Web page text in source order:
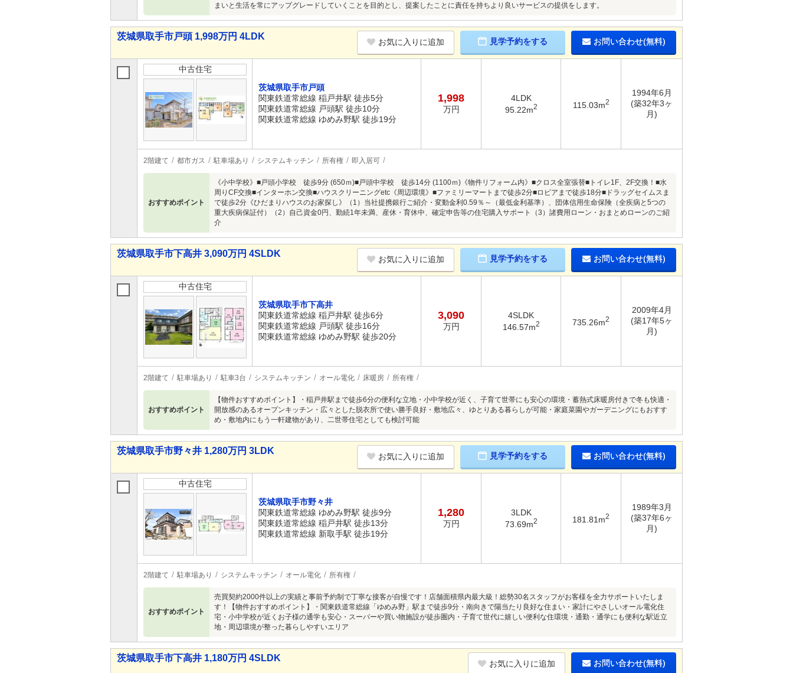
まいと生活を常にアップグレードしていくことを目的とし、提案したことに責任を持ちより良いサービスの提供をします。
茨城県取手市戸頭 1,998万円 4LDK
お気に入りに追加 見学予約をする お問い合わせ(無料)
中古住宅
茨城県取手市戸頭
関東鉄道常総線 稲戸井駅 徒歩5分
関東鉄道常総線 戸頭駅 徒歩10分
関東鉄道常総線 ゆめみ野駅 徒歩19分
1,998
万円
4LDK
95.22m2 115.03m2
1994年6月
(築32年3ヶ
月)
2階建て 都市ガス 駐車場あり システムキッチン 所有権 即入居可
おすすめポイント
《小中学校》■戸頭小学校 徒歩9分 (650ｍ)■戸頭中学校 徒歩14分 (1100ｍ)《物件リフォーム内》■クロス全室張替■トイレ1F、2F交換！■水
周りCF交換■インターホン交換■ハウスクリーニングetc《周辺環境》■ファミリーマートまで徒歩2分■ロピアまで徒歩18分■ドラッグセイムスま
で徒歩2分《ひだまりハウスのお家探し》（1）当社提携銀行ご紹介・変動金利0.59％～（最低金利基準）、団体信用生命保険（全疾病と5つの
重大疾病保証付）（2）自己資金0円、勤続1年未満、産休・育休中、確定申告等の住宅購入サポート（3）諸費用ローン・おまとめローンのご紹
介
茨城県取手市下高井 3,090万円 4SLDK
お気に入りに追加 見学予約をする お問い合わせ(無料)
中古住宅
茨城県取手市下高井
関東鉄道常総線 稲戸井駅 徒歩6分
関東鉄道常総線 戸頭駅 徒歩16分
関東鉄道常総線 ゆめみ野駅 徒歩20分
3,090
万円
4SLDK
146.57m2 735.26m2
2009年4月
(築17年5ヶ
月)
2階建て 駐車場あり 駐車3台 システムキッチン オール電化 床暖房 所有権
おすすめポイント
【物件おすすめポイント】・稲戸井駅まで徒歩6分の便利な立地・小中学校が近く、子育て世帯にも安心の環境・蓄熱式床暖房付きで冬も快適・
開放感のあるオープンキッチン・広々とした脱衣所で使い勝手良好・敷地広々、ゆとりある暮らしが可能・家庭菜園やガーデニングにもおすす
め・敷地内にもう一軒建物があり、二世帯住宅としても検討可能
茨城県取手市野々井 1,280万円 3LDK
お気に入りに追加 見学予約をする お問い合わせ(無料)
中古住宅
茨城県取手市野々井
関東鉄道常総線 ゆめみ野駅 徒歩9分
関東鉄道常総線 稲戸井駅 徒歩13分
関東鉄道常総線 新取手駅 徒歩19分
1,280
万円
3LDK
73.69m2 181.81m2
1989年3月
(築37年6ヶ
月)
2階建て 駐車場あり システムキッチン オール電化 所有権
おすすめポイント
売買契約2000件以上の実績と事前予約制で丁寧な接客が自慢です！店舗面積県内最大級！総勢30名スタッフがお客様を全力サポートいたしま
す！【物件おすすめポイント】・関東鉄道常総線「ゆめみ野」駅まで徒歩9分・南向きで陽当たり良好な住まい・家計にやさしいオール電化住
宅・小中学校が近くお子様の通学も安心・スーパーや買い物施設が徒歩圏内・子育て世代に嬉しい便利な住環境・通勤・通学にも便利な駅近立
地・周辺環境が整った暮らしやすいエリア
茨城県取手市下高井 1,180万円 4SLDK
お気に入りに追加 お問い合わせ(無料)